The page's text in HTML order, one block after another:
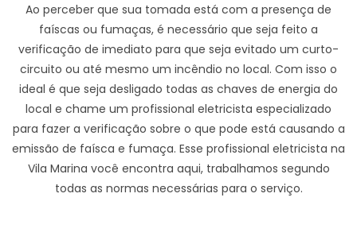
Ao perceber que sua tomada está com a presença de
faíscas ou fumaças, é necessário que seja feito a
verificação de imediato para que seja evitado um curto-
circuito ou até mesmo um incêndio no local. Com isso o
ideal é que seja desligado todas as chaves de energia do
local e chame um profissional eletricista especializado
para fazer a verificação sobre o que pode está causando a
emissão de faísca e fumaça. Esse profissional eletricista na
Vila Marina você encontra aqui, trabalhamos segundo
todas as normas necessárias para o serviço.